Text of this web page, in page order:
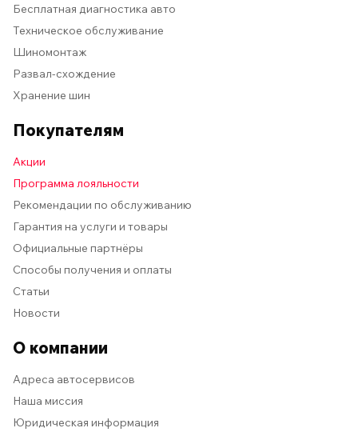
Бесплатная диагностика авто
Техническое обслуживание
Шиномонтаж
Развал-схождение
Хранение шин
Покупателям
Акции
Программа лояльности
Рекомендации по обслуживанию
Гарантия на услуги и товары
Официальные партнёры
Способы получения и оплаты
Статьи
Новости
О компании
Адреса автосервисов
Наша миссия
Юридическая информация